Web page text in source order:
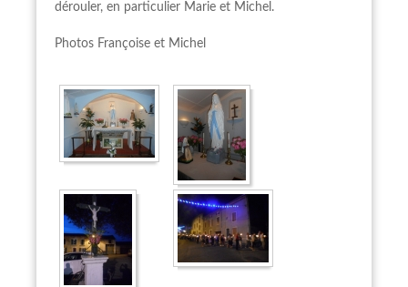
dérouler, en particulier Marie et Michel.
Photos Françoise et Michel